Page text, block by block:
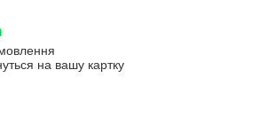
на вашу картку